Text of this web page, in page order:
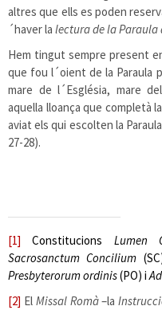
altres que ells es poden
´haver la lectura de la Paraula
Hem tingut sempre present
que fou l´oient de la Paraula
mare de l´Església, mare
aquella lloança que completà
aviat els qui escolten la
27-28).
[1] Constitucions Lumen
Sacrosanctum Concilium
Presbyterorum ordinis(PO) i
[2] El Missal Romà–la